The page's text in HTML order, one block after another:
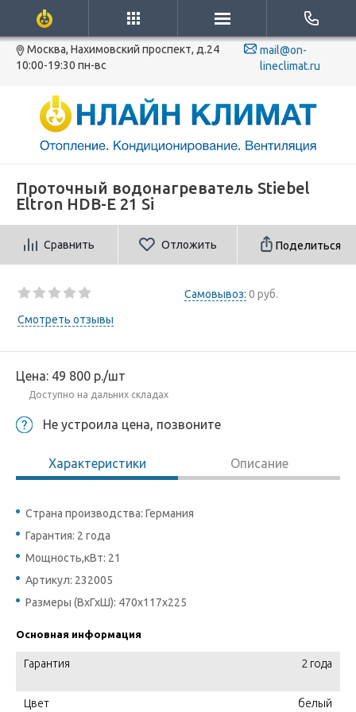
Москва, Нахимовский проспект, д.24
10:00-19:30 пн-вс
mail@on-
lineclimat.ru
Проточный водонагреватель Stiebel
Eltron HDB-E 21 Si
Сравнить Отложить Поделиться
Самовывоз: 0 руб.
Смотреть отзывы
Цена: 49 800 р./шт
Доступно на дальних складах
Не устроила цена, позвоните
Характеристики Описание
Страна производства: Германия
Гарантия: 2 года
Мощность,кВт: 21
Артикул: 232005
Размеры (ВхГхШ): 470х117х225
Основная информация
Гарантия 2 года
Цвет белый